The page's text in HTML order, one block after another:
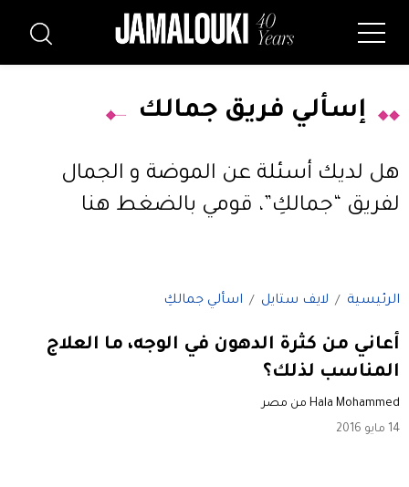
إسألي فريق جمالك
هل لديك أسئلة عن الموضة و الجمال
لفريق “جمالكِ”، قومي بالضغط هنا
الرئيسية لايف ستايل اسألي جمالكِ
أعاني من كثرة الدهون في الوجه، ما العلاج
المناسب لذلك؟
Hala Mohammed من مصر
14 مايو 2016